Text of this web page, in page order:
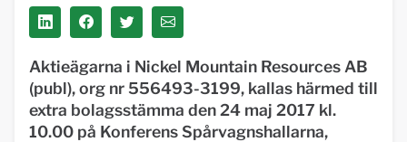
Aktieägarna i Nickel Mountain Resources AB
(publ), org nr 556493-3199, kallas härmed till
extra bolagsstämma den 24 maj 2017 kl.
10.00 på Konferens Spårvagnshallarna,